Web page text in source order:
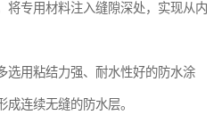
将专用材料注入缝隙深处，实现从内
选用粘结力强、耐水性好的防水涂
连续无缝的防水层。